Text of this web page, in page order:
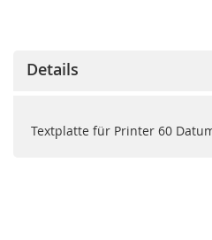
Details
Textplatte für Printer 60